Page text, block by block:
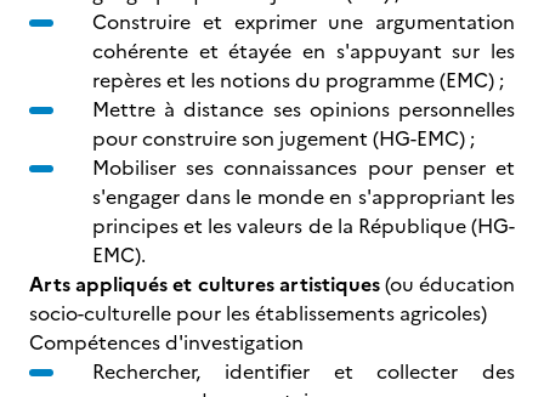
Construire et exprimer une argumentation
cohérente et étayée en s'appuyant sur les
repères et les notions du programme (EMC) ;
Mettre à distance ses opinions personnelles
pour construire son jugement (HG-EMC) ;
Mobiliser ses connaissances pour penser et
s'engager dans le monde en s'appropriant les
principes et les valeurs de la République (HG-
EMC).
Arts appliqués et cultures artistiques(ou éducation
socio-culturelle pour les établissements agricoles)
Compétences d'investigation
Rechercher, identifier et collecter des